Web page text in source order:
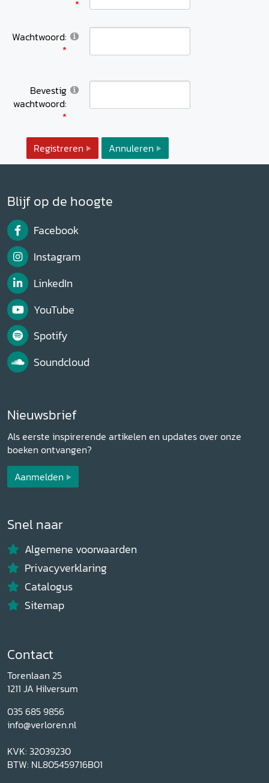
Wachtwoord:
Bevestig
wachtwoord:
Registreren Annuleren
Blijf op de hoogte
Facebook
Instagram
LinkedIn
YouTube
Spotify
Soundcloud
Nieuwsbrief
Als eerste inspirerende artikelen en updates over onze
boeken ontvangen?
Aanmelden
Snel naar
Algemene voorwaarden
Privacyverklaring
Catalogus
Sitemap
Contact
Torenlaan 25
1211 JA Hilversum
035 685 9856
info@verloren.nl
KVK: 32039230
BTW: NL805459716B01